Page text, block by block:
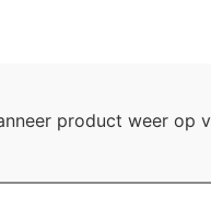
product weer op